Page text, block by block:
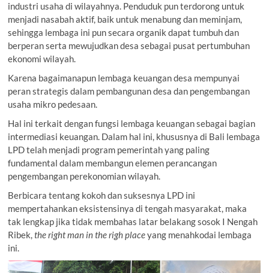
industri usaha di wilayahnya. Penduduk pun terdorong untuk
menjadi nasabah aktif, baik untuk menabung dan meminjam,
sehingga lembaga ini pun secara organik dapat tumbuh dan
berperan serta mewujudkan desa sebagai pusat pertumbuhan
ekonomi wilayah.
Karena bagaimanapun lembaga keuangan desa mempunyai
peran strategis dalam pembangunan desa dan pengembangan
usaha mikro pedesaan.
Hal ini terkait dengan fungsi lembaga keuangan sebagai bagian
intermediasi keuangan. Dalam hal ini, khususnya di Bali lembaga
LPD telah menjadi program pemerintah yang paling
fundamental dalam membangun elemen perancangan
pengembangan perekonomian wilayah.
Berbicara tentang kokoh dan suksesnya LPD ini
mempertahankan eksistensinya di tengah masyarakat, maka
tak lengkap jika tidak membahas latar belakang sosok I Nengah
Ribek,the right man in the righ placeyang menahkodai lembaga
ini.